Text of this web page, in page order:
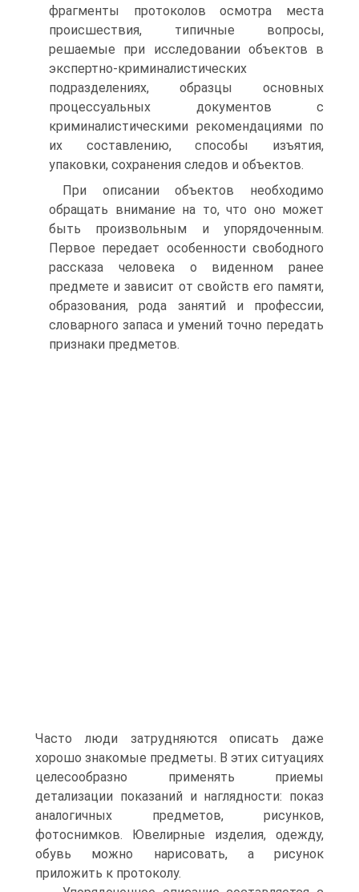
фрагменты протоколов осмотра места
происшествия, типичные вопросы,
решаемые при исследовании объектов в
экспертно-криминалистических
подразделениях, образцы основных
процессуальных документов с
криминалистическими рекомендациями по
их составлению, способы изъятия,
упаковки, сохранения следов и объектов.
При описании объектов необходимо
обращать внимание на то, что оно может
быть произвольным и упорядоченным.
Первое передает особенности свободного
рассказа человека о виденном ранее
предмете и зависит от свойств его памяти,
образования, рода занятий и профессии,
словарного запаса и умений точно передать
признаки предметов.
Часто люди затрудняются описать даже
хорошо знакомые предметы. В этих ситуациях
целесообразно применять приемы
детализации показаний и наглядности: показ
аналогичных предметов, рисунков,
фотоснимков. Ювелирные изделия, одежду,
обувь можно нарисовать, а рисунок
приложить к протоколу.